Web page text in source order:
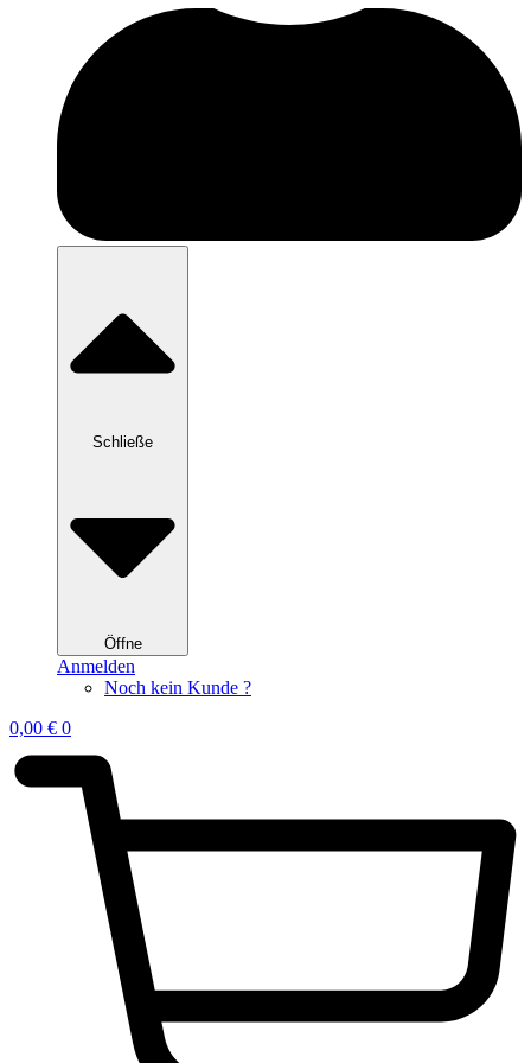
Schließe
Öffne
Anmelden
Noch kein Kunde ?
0,00 € 0